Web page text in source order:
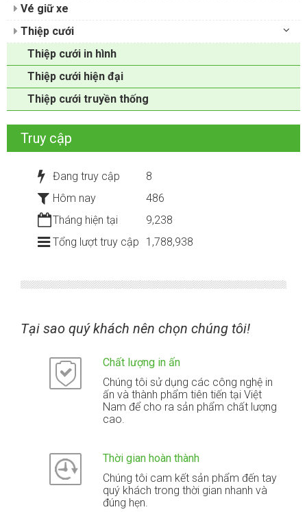
Vé giữ xe
Thiệp cưới
Thiệp cưới in hình
Thiệp cưới hiện đại
Thiệp cưới truyền thống
Truy cập
Đang truy cập
8
Hôm nay
486
Tháng hiện tại
9,238
Tổng lượt truy cập
1,788,938
Tại sao quý khách nên chọn chúng tôi!
Chất lượng in ấn
Chúng tôi sử dụng các công nghệ in
ấn và thành phẩm tiên tiến tại Việt
Nam để cho ra sản phẩm chất lượng
cao.
Thời gian hoàn thành
Chúng tôi cam kết sản phẩm đến tay
quý khách trong thời gian nhanh và
đúng hẹn.